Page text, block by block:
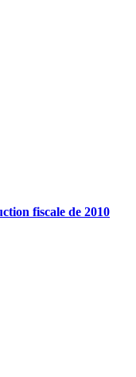
fiscale de 2010